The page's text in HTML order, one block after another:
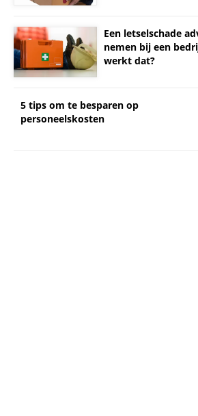
Een letselschade
nemen bij een
werkt dat?
5 tips om te besparen op
personeelskosten